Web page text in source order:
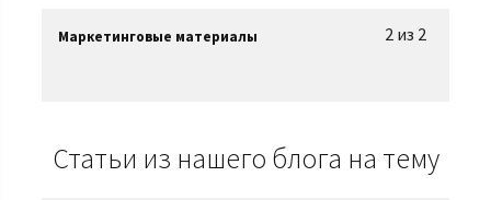
2 из 2
Маркетинговые материалы
Статьи из нашего блога на тему